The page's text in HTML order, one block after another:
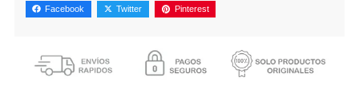
Facebook Twitter Pinterest